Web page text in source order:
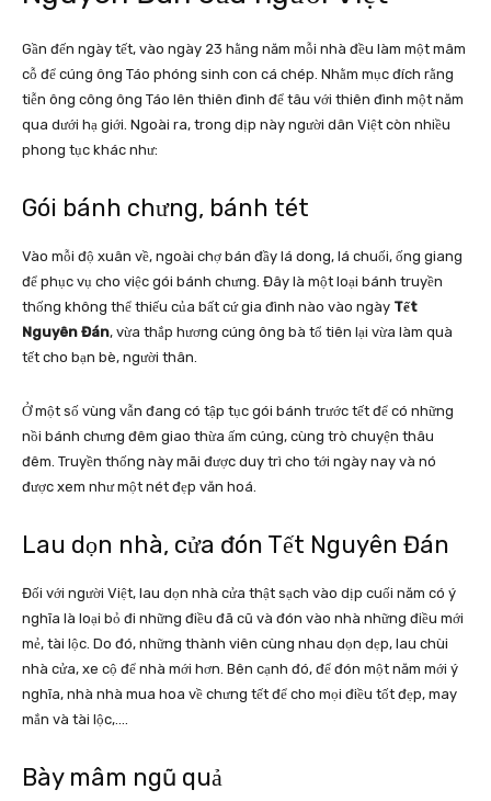
Gần đến ngày tết, vào ngày 23 hằng năm mỗi nhà đều làm một mâm
cỗ để cúng ông Táo phóng sinh con cá chép. Nhằm mục đích rằng
tiễn ông công ông Táo lên thiên đình để tâu với thiên đình một năm
qua dưới hạ giới. Ngoài ra, trong dịp này người dân Việt còn nhiều
phong tục khác như:
Gói bánh chưng, bánh tét
Vào mỗi độ xuân về, ngoài chợ bán đầy lá dong, lá chuối, ống giang
để phục vụ cho việc gói bánh chưng. Đây là một loại bánh truyền
thống không thể thiếu của bất cứ gia đình nào vào ngày Tết
Nguyên Đán, vừa thắp hương cúng ông bà tổ tiên lại vừa làm quà
tết cho bạn bè, người thân.
Ở một số vùng vẫn đang có tập tục gói bánh trước tết để có những
nồi bánh chưng đêm giao thừa ấm cúng, cùng trò chuyện thâu
đêm. Truyền thống này mãi được duy trì cho tới ngày nay và nó
được xem như một nét đẹp văn hoá.
Lau dọn nhà, cửa đón Tết Nguyên Đán
Đối với người Việt, lau dọn nhà cửa thật sạch vào dịp cuối năm có ý
nghĩa là loại bỏ đi những điều đã cũ và đón vào nhà những điều mới
mẻ, tài lộc. Do đó, những thành viên cùng nhau dọn dẹp, lau chùi
nhà cửa, xe cộ để nhà mới hơn. Bên cạnh đó, để đón một năm mới ý
nghĩa, nhà nhà mua hoa về chưng tết để cho mọi điều tốt đẹp, may
mắn và tài lộc,….
Bày mâm ngũ quả